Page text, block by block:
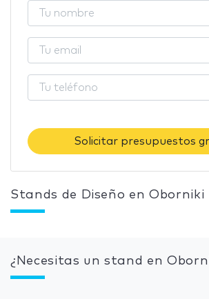
Solicitar presupuestos
Stands de Diseño en Oborniki
¿Necesitas un stand en